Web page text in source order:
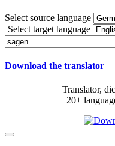
Select source language
Select target language
Download the translator
Translator,
20+